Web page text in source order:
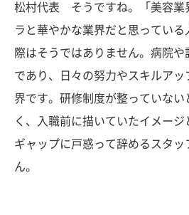
松村代表 そうですね。「美容業
ラと華やかな業界だと思ってい
際はそうではありません。病院
であり、日々の努力やスキルアッ
界です。研修制度が整っていない
く、入職前に描いていたイメージ
ギャップに戸惑って辞めるスタッ
ん。